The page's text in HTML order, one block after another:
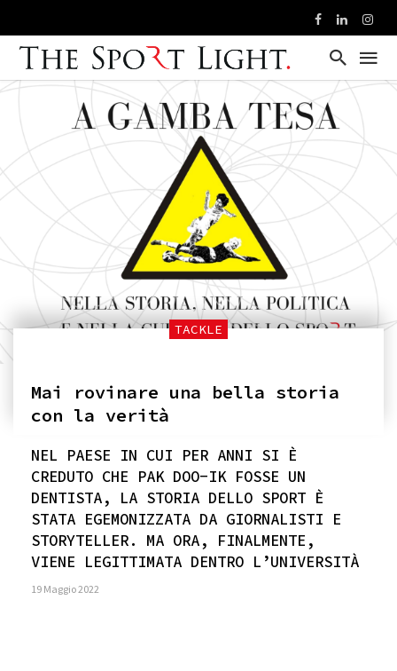
TACKLE
Mai rovinare una bella storia
con la verità
NEL PAESE IN CUI PER ANNI SI È
CREDUTO CHE PAK DOO-IK FOSSE UN
DENTISTA, LA STORIA DELLO SPORT È
STATA EGEMONIZZATA DA GIORNALISTI E
STORYTELLER. MA ORA, FINALMENTE,
VIENE LEGITTIMATA DENTRO L’UNIVERSITÀ
19 Maggio 2022